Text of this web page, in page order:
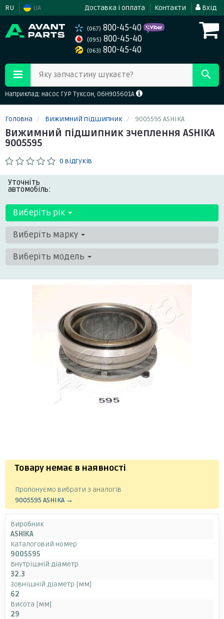
RU UA Доставка і оплата Контакти Вхід
(067) 800-45-40
(095) 800-45-40
(063) 800-45-40
Яку запчастину шукаєте?
Наприклад: насос ГУР Туксон, 06H905601A
Головна Вижимний підшипник 9005595 ASHIKA
Вижимний підшипник зчеплення ASHIKA
9005595
0 відгуків
Уточніть
автомобіль:
Виберіть рік
Виберіть марку
Виберіть модель
Товару немає в наявності.
Пропонуємо вибрати з аналогів
9005595 ASHIKA →
Виробник
ASHIKA
Каталоговий номер
9005595
Внутрішній діаметр
32.3
Зовнішній діаметр [мм]
62
Висота [мм]
29